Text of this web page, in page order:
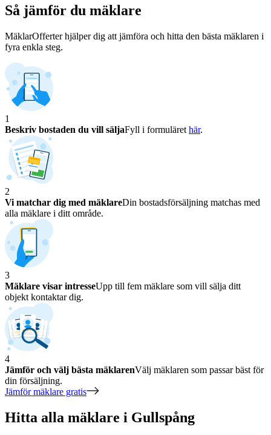
Så jämför du mäklare
MäklarOfferter hjälper dig att jämföra och hitta den bästa mäklaren i
fyra enkla steg.
1
Beskriv bostaden du vill säljaFyll i formuläret här.
2
Vi matchar dig med mäklareDin bostadsförsäljning matchas med
alla mäklare i ditt område.
3
Mäklare visar intresseUpp till fem mäklare som vill sälja ditt
objekt kontaktar dig.
4
Jämför och välj bästa mäklarenVälj mäklaren som passar bäst för
din försäljning.
Jämför mäklare gratis
Hitta alla mäklare i Gullspång